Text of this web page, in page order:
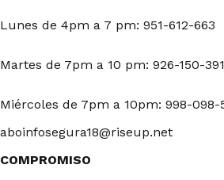
Lunes de 4pm a 7 pm: 951-612-663
Martes de 7pm a 10 pm: 926-150-391
Miércoles de 7pm a 10pm: 998-098-
aboinfosegura18@riseup.net
COMPROMISO